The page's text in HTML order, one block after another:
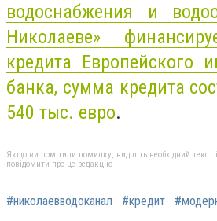
водоснабжения и
Николаеве»
кредита Европейского
банка, сумма кредита
540 тыс. евро.
Якщо ви помітили помилку, виділіть необхідний текст
повідомити про це редакцію
#николаевводоканал #кредит